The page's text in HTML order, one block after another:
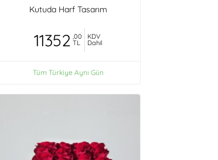
Kutuda Harf Tasarım
11352 ,00
TL
KDV
Dahil
Tüm Türkiye Aynı Gün